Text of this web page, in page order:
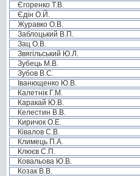
Єгоренко Т.В.
Єдін О.Й.
Журавко О.В.
Заблоцький В.П.
Зац О.В.
Звягільський Ю.Л.
Зубець М.В.
Зубов В.С.
Іванющенко Ю.В.
Калетнік Г.М.
Каракай Ю.В.
Келестин В.В.
Киричок О.Е.
Ківалов С.В.
Климець П.А.
Клюєв С.П.
Ковальова Ю.В.
Козак В.В.